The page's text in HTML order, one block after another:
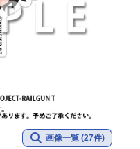
画像一覧 (27件)